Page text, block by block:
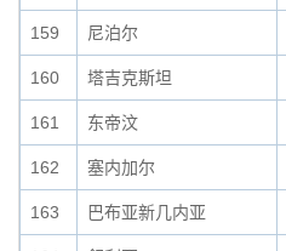
159 尼泊尔
160 塔吉克斯坦
161 东帝汶
162 塞内加尔
163 巴布亚新几内亚